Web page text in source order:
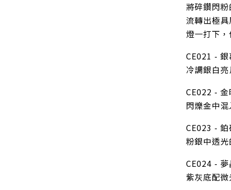
將碎鑽閃
流轉出極
燈一打下
CE021 - 銀
冷調銀白
CE022 - 金
閃爍金中
CE023 - 鉑
粉銀中透
CE024 - 夢
紫灰底配